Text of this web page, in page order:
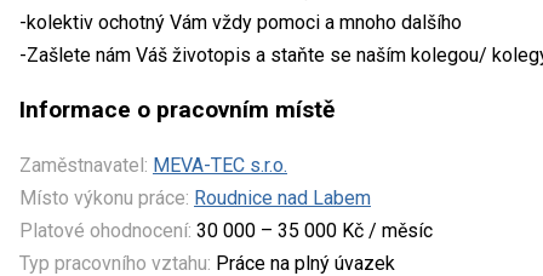
-kolektiv ochotný Vám vždy pomoci a mnoho dalšího
-Zašlete nám Váš životopis a staňte se naším kolegou/
Informace o pracovním místě
Zaměstnavatel: MEVA-TEC s.r.o.
Místo výkonu práce: Roudnice nad Labem
Platové ohodnocení: 30 000 – 35 000 Kč / měsíc
Typ pracovního vztahu: Práce na plný úvazek